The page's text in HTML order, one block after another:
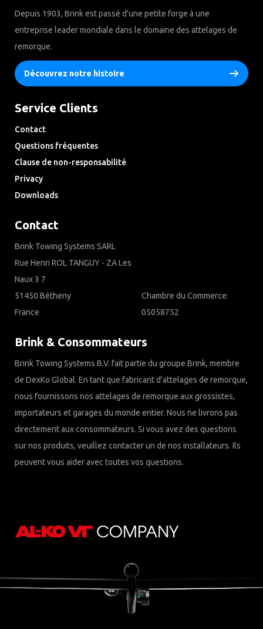
Depuis 1903, Brink est passé d'une petite forge à une
entreprise leader mondiale dans le domaine des attelages de
remorque.
Découvrez notre histoire
Service Clients
Contact
Questions fréquentes
Clause de non-responsabilité
Privacy
Downloads
Contact
Brink Towing Systems SARL
Rue Henri ROL TANGUY - ZA Les
Naux 3 7
51450 Bétheny
France
Chambre du Commerce:
05058752
Brink & Consommateurs
Brink Towing Systems B.V. fait partie du groupe Brink, membre
de DexKo Global. En tant que fabricant d'attelages de remorque,
nous fournissons nos attelages de remorque aux grossistes,
importateurs et garages du monde entier. Nous ne livrons pas
directement aux consommateurs. Si vous avez des questions
sur nos produits, veuillez contacter un de nos installateurs. Ils
peuvent vous aider avec toutes vos questions.